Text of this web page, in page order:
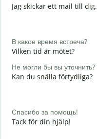
Jag skickar ett mail till dig.
В какое время встреча?
Vilken tid är mötet?
Не могли бы вы уточнить?
Kan du snälla förtydliga?
Спасибо за помощь!
Tack för din hjälp!